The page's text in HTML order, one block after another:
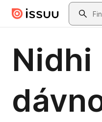
Skip to main contentSearch
Nidhi